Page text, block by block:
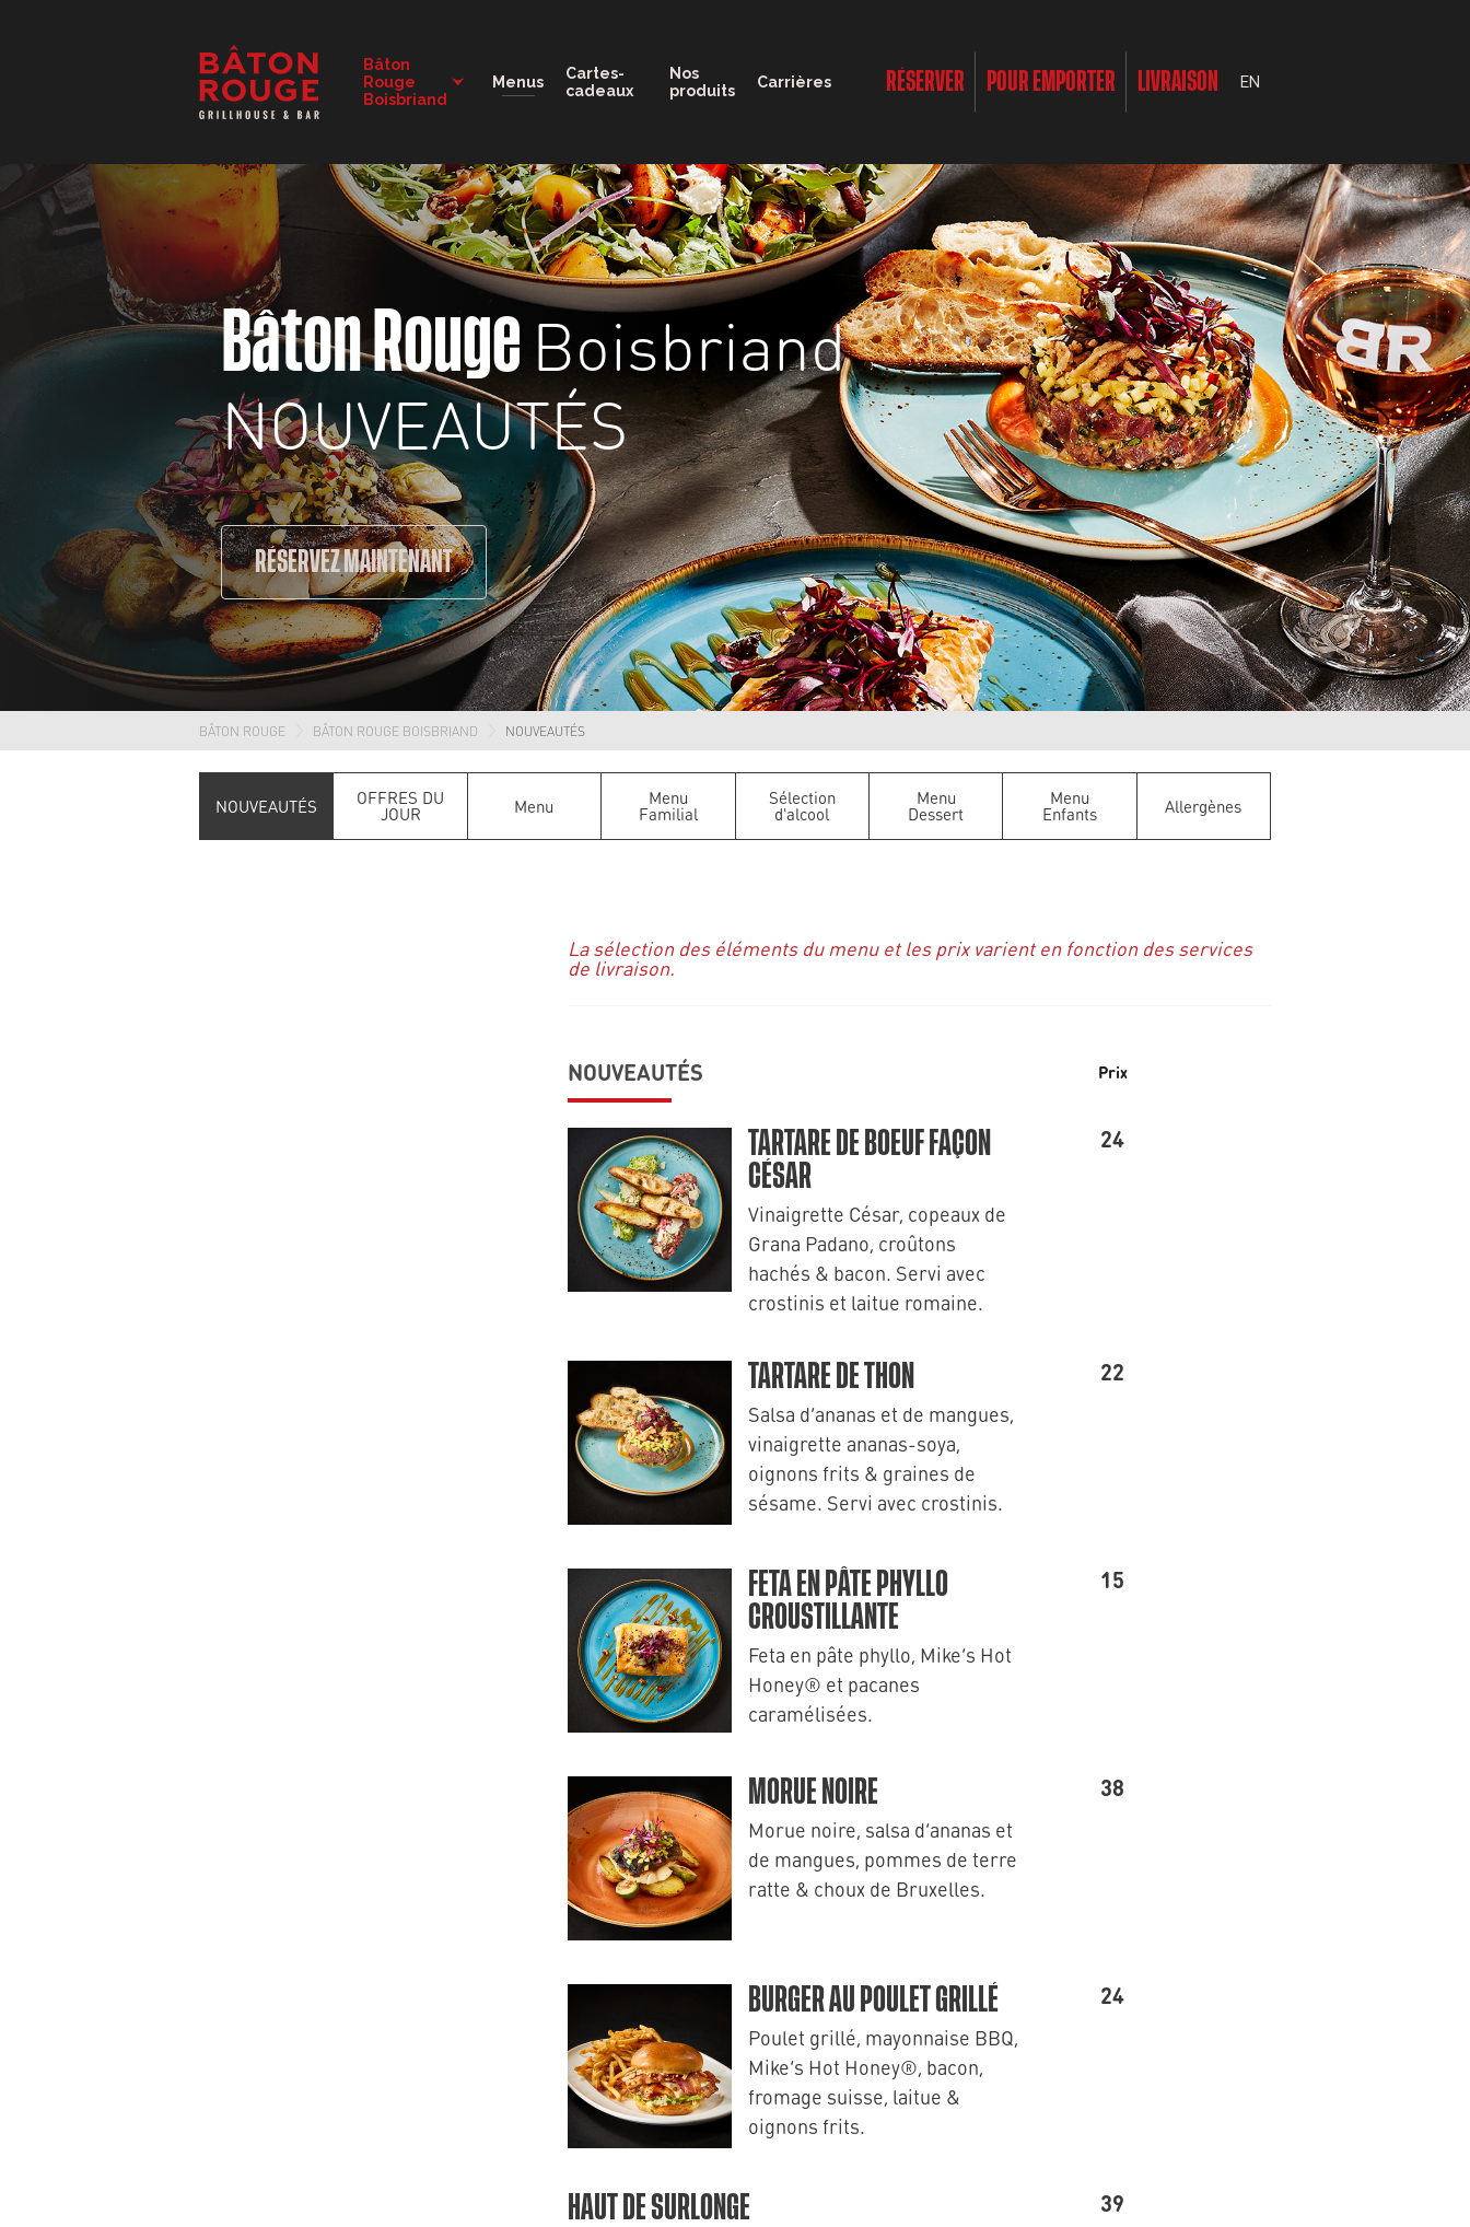
Bâton
Rouge
Boisbriand
DÉTAILS DU RESTAURANT
CHANGER DE RESTAURANT
Menus
Cartes-
cadeaux
Nos
produits
Carrières RÉSERVER POUR EMPORTER LIVRAISON EN
Bâton Rouge Boisbriand
NOUVEAUTÉS
RÉSERVEZ MAINTENANT
BÂTON ROUGE BÂTON ROUGE BOISBRIAND NOUVEAUTÉS
NOUVEAUTÉS OFFRES DU
JOUR Menu Menu
Familial
Sélection
d'alcool
Menu
Dessert
Menu
Enfants Allergènes
La sélection des éléments du menu et les prix varient en fonction des services
de livraison.
NOUVEAUTÉS Prix
TARTARE DE BOEUF FAÇON
CÉSAR
Vinaigrette César, copeaux de
Grana Padano, croûtons
hachés & bacon. Servi avec
crostinis et laitue romaine.
24
TARTARE DE THON
Salsa d’ananas et de mangues,
vinaigrette ananas-soya,
oignons frits & graines de
sésame. Servi avec crostinis.
22
FETA EN PÂTE PHYLLO
CROUSTILLANTE
Feta en pâte phyllo, Mike’s Hot
Honey® et pacanes
caramélisées.
15
MORUE NOIRE
Morue noire, salsa d’ananas et
de mangues, pommes de terre
ratte & choux de Bruxelles.
38
BURGER AU POULET GRILLÉ
Poulet grillé, mayonnaise BBQ,
Mike’s Hot Honey®, bacon,
fromage suisse, laitue &
oignons frits.
24
HAUT DE SURLONGE 39